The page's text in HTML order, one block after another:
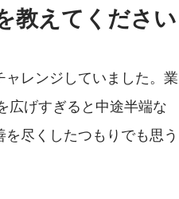
教えてください
レンジしていました。業
広げすぎると中途半端な
尽くしたつもりでも思う